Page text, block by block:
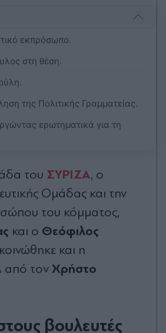
εκπρόσωπο.
στη θέση.
της Πολιτικής Γραμματείας.
ερωτηματικά για τη
του ΣΥΡΙΖΑ, ο
Ομάδας και την
του κόμματος,
και ο Θεόφιλος
και η
από τον Χρήστο
βουλευτές